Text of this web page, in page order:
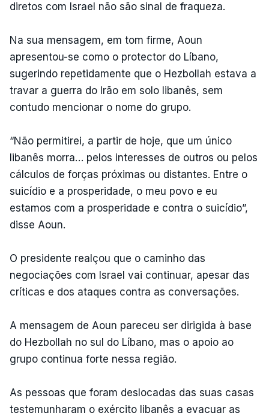
diretos com Israel não são sinal de fraqueza.
Na sua mensagem, em tom firme, Aoun
apresentou-se como o protector do Líbano,
sugerindo repetidamente que o Hezbollah estava a
travar a guerra do Irão em solo libanês, sem
contudo mencionar o nome do grupo.
“Não permitirei, a partir de hoje, que um único
libanês morra… pelos interesses de outros ou pelos
cálculos de forças próximas ou distantes. Entre o
suicídio e a prosperidade, o meu povo e eu
estamos com a prosperidade e contra o suicídio”,
disse Aoun.
O presidente realçou que o caminho das
negociações com Israel vai continuar, apesar das
críticas e dos ataques contra as conversações.
A mensagem de Aoun pareceu ser dirigida à base
do Hezbollah no sul do Líbano, mas o apoio ao
grupo continua forte nessa região.
As pessoas que foram deslocadas das suas casas
testemunharam o exército libanês a evacuar as